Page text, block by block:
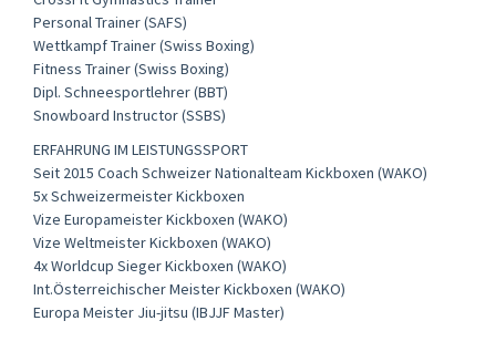
Personal Trainer (SAFS)
Wettkampf Trainer (Swiss Boxing)
Fitness Trainer (Swiss Boxing)
Dipl. Schneesportlehrer (BBT)
Snowboard Instructor (SSBS)
ERFAHRUNG IM LEISTUNGSSPORT
Seit 2015 Coach Schweizer Nationalteam Kickboxen (WAKO)
5x Schweizermeister Kickboxen
Vize Europameister Kickboxen (WAKO)
Vize Weltmeister Kickboxen (WAKO)
4x Worldcup Sieger Kickboxen (WAKO)
Int.Österreichischer Meister Kickboxen (WAKO)
Europa Meister Jiu-jitsu (IBJJF Master)